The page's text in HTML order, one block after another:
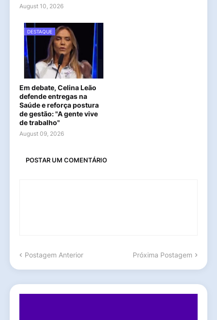
August 10, 2026
DESTAQUE
Em debate, Celina Leão
defende entregas na
Saúde e reforça postura
de gestão: "A gente vive
de trabalho"
August 09, 2026
POSTAR UM COMENTÁRIO
Postagem Anterior Próxima Postagem